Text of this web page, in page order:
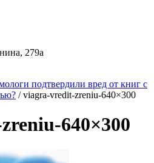
279а
подтвердили вред от книг с
/viagra-vredit-zreniu-640×300
640×300